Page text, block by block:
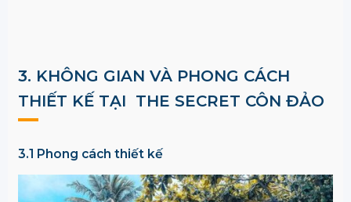
3. KHÔNG GIAN VÀ PHONG CÁCH
THIẾT KẾ TẠI THE SECRET CÔN ĐẢO
3.1 Phong cách thiết kế